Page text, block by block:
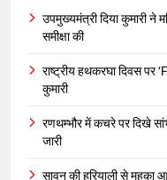
उपमुख्यमंत्री दिया कुमारी ने
समीक्षा की
राष्ट्रीय हथकरघा दिवस पर
कुमारी
रणथम्भौर में कचरे पर दिखे
जारी
सावन की हरियाली से महका